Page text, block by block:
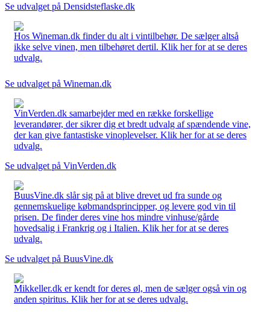
Se udvalget på Densidsteflaske.dk
Hos Wineman.dk finder du alt i vintilbehør. De sælger altså
ikke selve vinen, men tilbehøret dertil. Klik her for at se deres
udvalg.
Se udvalget på Wineman.dk
VinVerden.dk samarbejder med en række forskellige
leverandører, der sikrer dig et bredt udvalg af spændende vine,
der kan give fantastiske vinoplevelser. Klik her for at se deres
udvalg.
Se udvalget på VinVerden.dk
BuusVine.dk slår sig på at blive drevet ud fra sunde og
gennemskuelige købmandsprincipper, og levere god vin til
prisen. De finder deres vine hos mindre vinhuse/gårde
hovedsalig i Frankrig og i Italien. Klik her for at se deres
udvalg.
Se udvalget på BuusVine.dk
Mikkeller.dk er kendt for deres øl, men de sælger også vin og
anden spiritus. Klik her for at se deres udvalg.